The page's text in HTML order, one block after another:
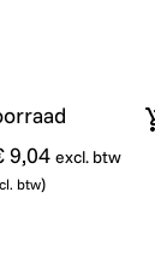
9,04 excl. btw
btw)